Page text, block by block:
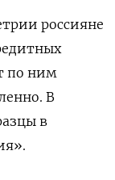
россияне
по ним
В
в